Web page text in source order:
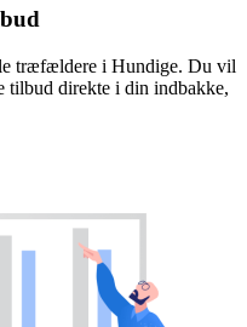
træfældere i Hundige. Du vil
tilbud direkte i din indbakke,